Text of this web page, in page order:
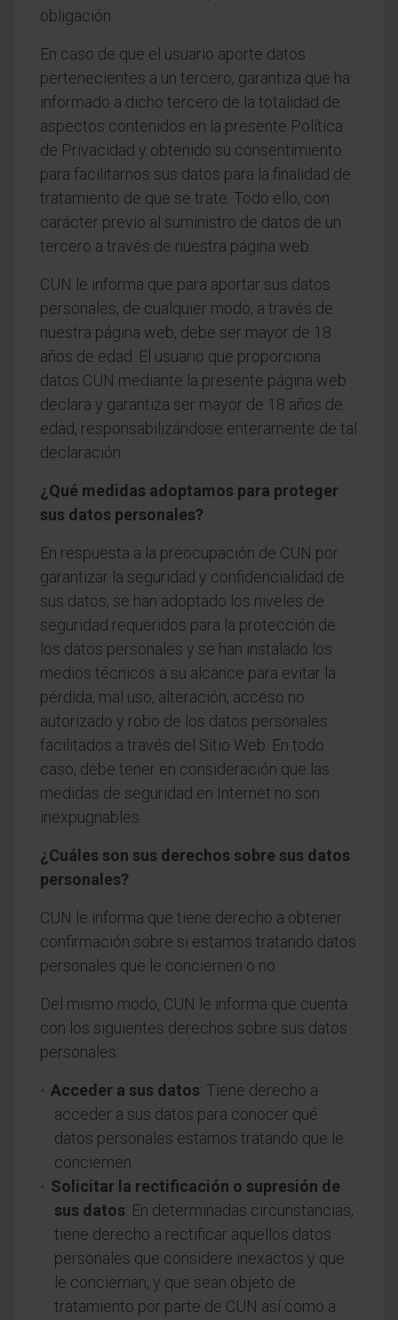
obligación.
En caso de que el usuario aporte datos
pertenecientes a un tercero, garantiza que ha
informado a dicho tercero de la totalidad de
aspectos contenidos en la presente Política
de Privacidad y obtenido su consentimiento
para facilitarnos sus datos para la finalidad de
tratamiento de que se trate. Todo ello, con
carácter previo al suministro de datos de un
tercero a través de nuestra página web.
CUN le informa que para aportar sus datos
personales, de cualquier modo, a través de
nuestra página web, debe ser mayor de 18
años de edad. El usuario que proporciona
datos CUN mediante la presente página web
declara y garantiza ser mayor de 18 años de
edad, responsabilizándose enteramente de tal
declaración.
¿Qué medidas adoptamos para proteger
sus datos personales?
En respuesta a la preocupación de CUN por
garantizar la seguridad y confidencialidad de
sus datos, se han adoptado los niveles de
seguridad requeridos para la protección de
los datos personales y se han instalado los
medios técnicos a su alcance para evitar la
pérdida, mal uso, alteración, acceso no
autorizado y robo de los datos personales
facilitados a través del Sitio Web. En todo
caso, debe tener en consideración que las
medidas de seguridad en Internet no son
inexpugnables.
¿Cuáles son sus derechos sobre sus datos
personales?
CUN le informa que tiene derecho a obtener
confirmación sobre si estamos tratando datos
personales que le conciernen o no.
Del mismo modo, CUN le informa que cuenta
con los siguientes derechos sobre sus datos
personales:
Acceder a sus datos: Tiene derecho a
acceder a sus datos para conocer qué
datos personales estamos tratando que le
conciernen.
Solicitar la rectificación o supresión de
sus datos: En determinadas circunstancias,
tiene derecho a rectificar aquellos datos
personales que considere inexactos y que
le conciernan, y que sean objeto de
tratamiento por parte de CUN así como a